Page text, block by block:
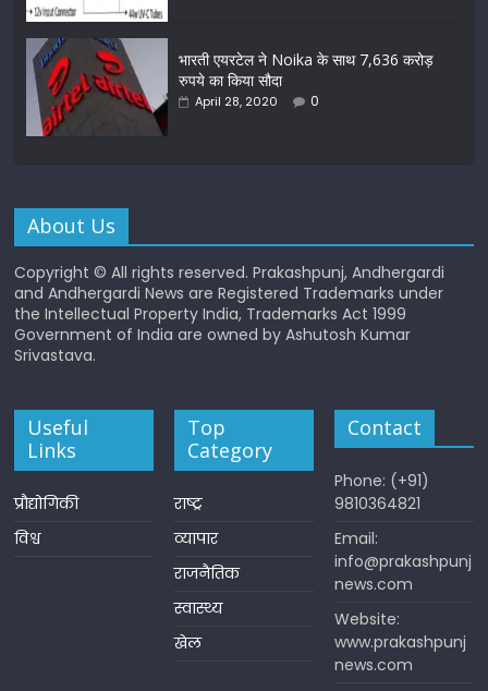
भारती एयरटेल ने Noika के साथ 7,636 करोड़
रुपये का किया सौदा
April 28, 2020 0
About Us
Copyright © All rights reserved. Prakashpunj, Andhergardi
and Andhergardi News are Registered Trademarks under
the Intellectual Property India, Trademarks Act 1999
Government of India are owned by Ashutosh Kumar
Srivastava.
Useful
Links
प्रौद्योगिकी
विश्व
Top
Category
राष्ट्र
व्यापार
राजनैतिक
स्वास्थ्य
खेल
Contact
Phone: (+91)
9810364821
Email:
info@prakashpunj
news.com
Website:
www.prakashpunj
news.com